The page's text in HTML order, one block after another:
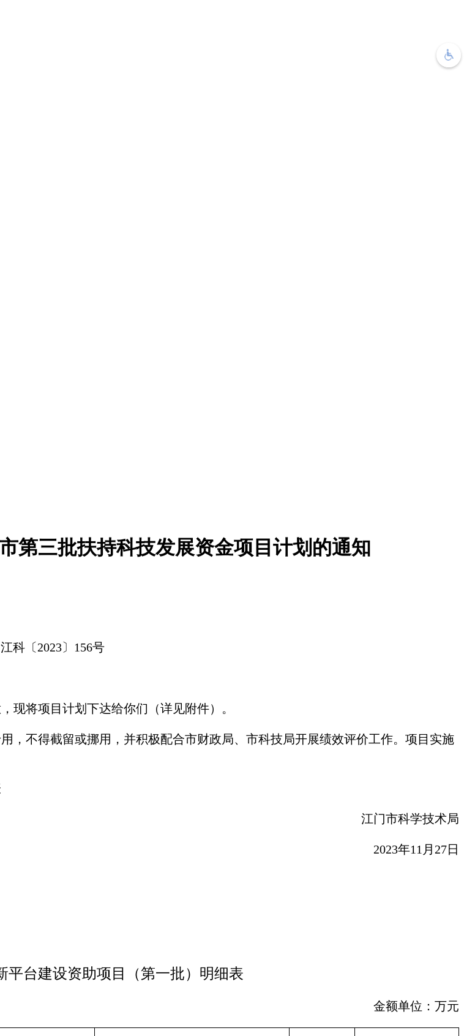
第三批扶持科技发展资金项目计划的通知
江科〔2023〕156号
现将项目计划下达给你们（详见附件）。
，不得截留或挪用，并积极配合市财政局、市科技局开展绩效评价工作。项目实施
江门市科学技术局
2023年11月27日
平台建设资助项目（第一批）明细表
金额单位：万元